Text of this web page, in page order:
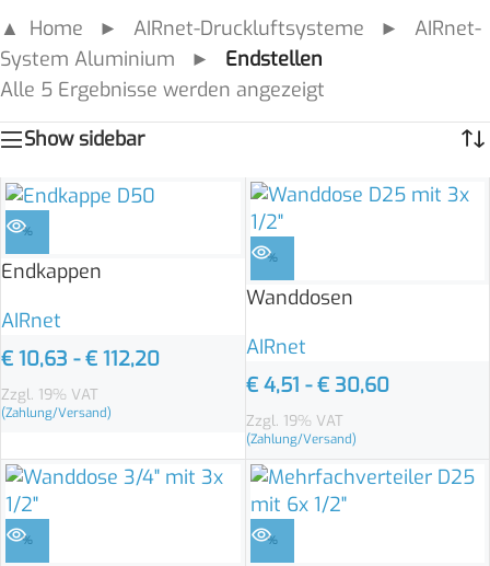
▲ Home ► AIRnet-Druckluftsysteme ► AIRnet-
System Aluminium ► Endstellen
Alle 5 Ergebnisse werden angezeigt
Show sidebar
%
Endkappen
AIRnet
€ 10,63 -€ 112,20
Zzgl. 19% VAT
(Zahlung/Versand)
%
Wanddosen
AIRnet
€4,51 -€30,60
Zzgl. 19% VAT
(Zahlung/Versand)
% %